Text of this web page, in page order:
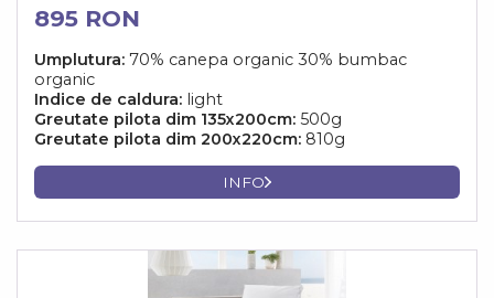
895 RON
Umplutura: 70% canepa organic 30% bumbac
organic
Indice de caldura: light
Greutate pilota dim 135x200cm: 500g
Greutate pilota dim 200x220cm: 810g
INFO